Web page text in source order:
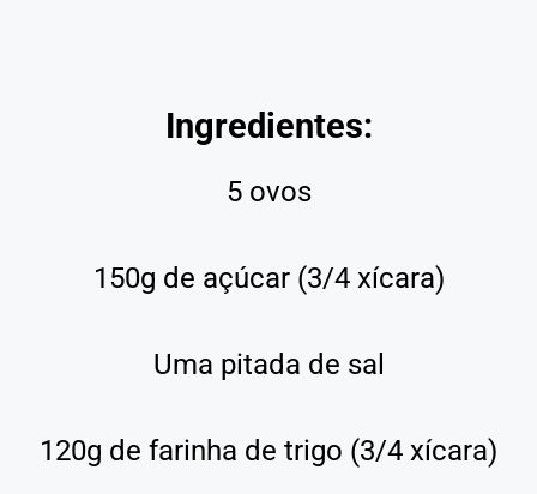
Ingredientes:
5 ovos
150g de açúcar (3/4 xícara)
Uma pitada de sal
120g de farinha de trigo (3/4 xícara)